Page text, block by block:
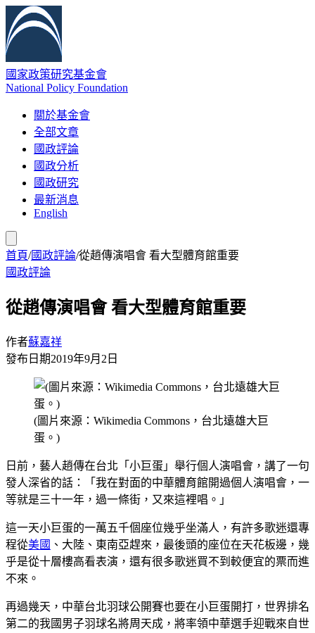
國家政策研究基金會
National Policy Foundation
關於基金會
全部文章
國政評論
國政分析
國政研究
最新消息
English
首頁/國政評論/從趙傳演唱會 看大型體育館重要
國政評論
從趙傳演唱會 看大型體育館重要
作者蘇嘉祥
發布日期2019年9月2日
(圖片來源：Wikimedia Commons，台北遠雄大巨
蛋。)
日前，藝人趙傳在台北「小巨蛋」舉行個人演唱會，講了一句
發人深省的話：「我在對面的中華體育館開過個人演唱會，一
等就是三十一年，過一條街，又來這裡唱。」
這一天小巨蛋的一萬五千個座位幾乎坐滿人，有許多歌迷還專
程從美國 、大陸、東南亞趕來，最後頭的座位在天花板邊，幾
乎是從十層樓高看表演，還有很多歌迷買不到較便宜的票而進
不來。
再過幾天，中華台北羽球公開賽也要在小巨蛋開打，世界排名
第二的我國男子羽球名將周天成，將率領中華選手迎戰來自世